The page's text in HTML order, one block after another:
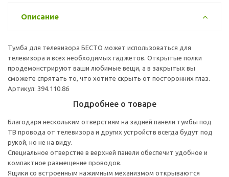
Описание
Тумба для телевизора БЕСТО может использоваться для
телевизора и всех необходимых гаджетов. Открытые полки
продемонстрируют ваши любимые вещи, а в закрытых вы
сможете спрятать то, что хотите скрыть от посторонних глаз.
Артикул: 394.110.86
Подробнее о товаре
Благодаря нескольким отверстиям на задней панели тумбы под
ТВ провода от телевизора и других устройств всегда будут под
рукой, но не на виду.
Специальное отверстие в верхней панели обеспечит удобное и
компактное размещение проводов.
Ящики со встроенным нажимным механизмом открываются